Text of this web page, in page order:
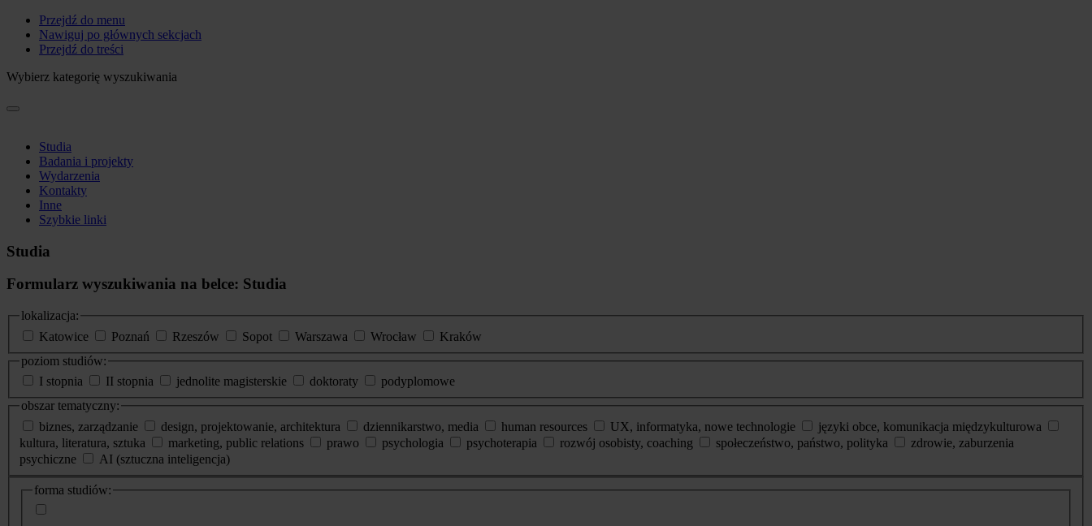
Przejdź do menu
Nawiguj po głównych sekcjach
Przejdź do treści
Wybierz kategorię wyszukiwania
Studia
Badania i projekty
Wydarzenia
Kontakty
Inne
Szybkie linki
Studia
Formularz wyszukiwania na belce: Studia
lokalizacja:
Katowice
Poznań Rzeszów Sopot Warszawa Wrocław
Kraków
poziom studiów:
I stopnia
II stopnia jednolite magisterskie doktoraty
podyplomowe
obszar tematyczny:
biznes, zarządzanie
design, projektowanie, architektura dziennikarstwo, media human resources UX, informatyka, nowe technologie
języki obce, komunikacja międzykulturowa
kultura, literatura, sztuka
marketing, public relations prawo psychologia psychoterapia rozwój osobisty, coaching społeczeństwo, państwo, polityka
zdrowie, zaburzenia
psychiczne
AI (sztuczna inteligencja)
dodatkowe
informacje
forma studiów: